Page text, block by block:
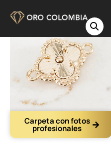
Carpeta con fotos
profesionales